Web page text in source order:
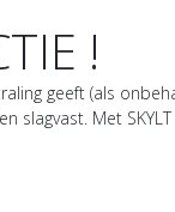
!
geeft (als
slagvast. Met